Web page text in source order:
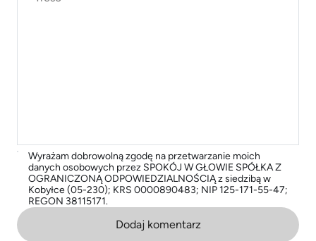
Wyrażam dobrowolną zgodę na przetwarzanie moich
danych osobowych przez SPOKÓJ W GŁOWIE SPÓŁKA Z
OGRANICZONĄ ODPOWIEDZIALNOŚCIĄ z siedzibą w
Kobyłce (05-230); KRS 0000890483; NIP 125-171-55-47;
REGON 38115171.
Dodaj komentarz